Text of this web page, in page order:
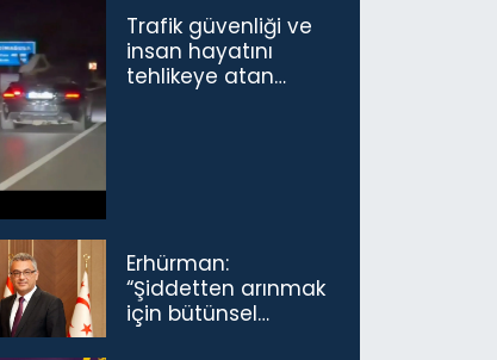
Trafik güvenliği ve
insan hayatını
tehlikeye atan
Erhürman:
“Şiddetten arınmak
için bütünsel